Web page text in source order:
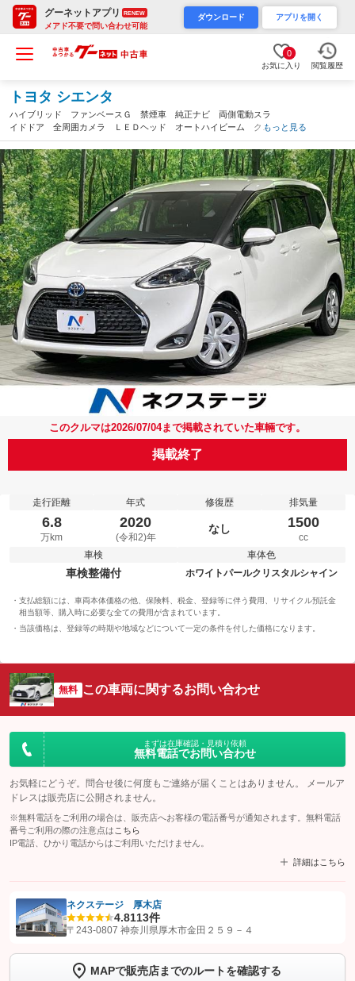
グーネットアプリ RENEW
メアド不要で問い合わせ可能
ダウンロード アプリを開く
0
お気に入り 閲覧履歴
トヨタ シエンタ
ハイブリッド ファンベースＧ 禁煙車 純正ナビ 両側電動スラ
イドドア 全周囲カメラ ＬＥＤヘッド オートハイビーム クリ
アランスソナー レーンキープアシスト クルーズコントロール
シートヒーター ＥＴＣ Ｂｌｕｅｔｏｏｔｈ（神奈川県）
もっと見る
このクルマは2026/07/04まで掲載されていた車輛です。
掲載終了
走行距離
6.8
万km
年式
2020
(令和2)年
修復歴
なし
排気量
1500
cc
車検
車検整備付
車体色
ホワイトパールクリスタルシャイン
支払総額には、車両本体価格の他、保険料、税金、登録等に伴う費用、リサイクル預託金
相当額等、購入時に必要な全ての費用が含まれています。
当該価格は、登録等の時期や地域などについて一定の条件を付した価格になります。
無料 この車両に関するお問い合わせ
まずは在庫確認・見積り依頼
無料電話でお問い合わせ
お気軽にどうぞ。問合せ後に何度もご連絡が届くことはありません。 メールア
ドレスは販売店に公開されません。
※無料電話をご利用の場合は、販売店へお客様の電話番号が通知されます。無料電話
番号ご利用の際の注意点は こちら
IP電話、ひかり電話からはご利用いただけません。
詳細はこちら
【STEP1】 認証画面でグーネットを友だち追加してから「許可する」ボタンを押
トーク画面で
ボタンをタップして問い合わせを
ネクステージ 厚木店
4.8113件
〒243-0807 神奈川県厚木市金田２５９－４
MAPで販売店までのルートを確認する